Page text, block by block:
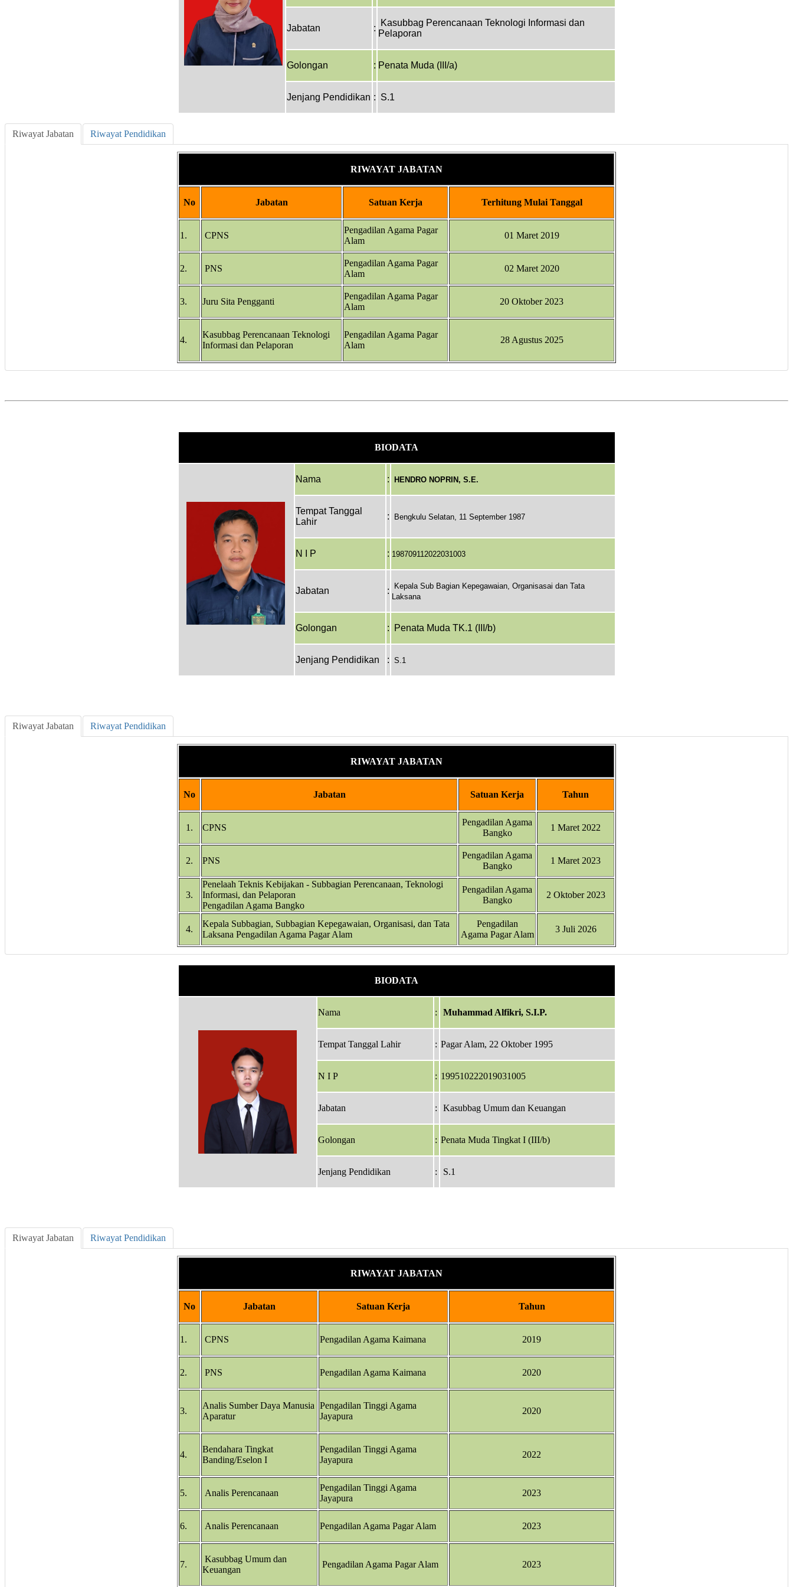
Jabatan :
Kasubbag Perencanaan Teknologi Informasi dan
Pelaporan
Golongan : Penata Muda (III/a)
Jenjang Pendidikan : S.1
Riwayat Jabatan Riwayat Pendidikan
RIWAYAT JABATAN
No Jabatan Satuan Kerja Terhitung Mulai Tanggal
1. CPNS
Pengadilan Agama Pagar
Alam
01 Maret 2019
2. PNS
Pengadilan Agama Pagar
Alam
02 Maret 2020
3. Juru Sita Pengganti
Pengadilan Agama Pagar
Alam
20 Oktober 2023
4.
Kasubbag Perencanaan Teknologi
Informasi dan Pelaporan
Pengadilan Agama Pagar
Alam
28 Agustus 2025
BIODATA
Nama : HENDRO NOPRIN, S.E.
Tempat Tanggal
Lahir
: Bengkulu Selatan, 11 September 1987
N I P : 198709112022031003
Jabatan :
Kepala Sub Bagian Kepegawaian, Organisasai dan Tata
Laksana
Golongan : Penata Muda TK.1 (III/b)
Jenjang Pendidikan : S.1
Riwayat Jabatan Riwayat Pendidikan
RIWAYAT JABATAN
No Jabatan Satuan Kerja Tahun
1. CPNS
Pengadilan Agama
Bangko
1 Maret 2022
2. PNS
Pengadilan Agama
Bangko
1 Maret 2023
3.
Penelaah Teknis Kebijakan - Subbagian Perencanaan, Teknologi
Informasi, dan Pelaporan
Pengadilan Agama Bangko
Pengadilan Agama
Bangko
2 Oktober 2023
4.
Kepala Subbagian, Subbagian Kepegawaian, Organisasi, dan Tata
Laksana Pengadilan Agama Pagar Alam
Pengadilan
Agama Pagar Alam
3 Juli 2026
BIODATA
Nama : Muhammad Alfikri, S.I.P.
Tempat Tanggal Lahir : Pagar Alam, 22 Oktober 1995
N I P : 199510222019031005
Jabatan : Kasubbag Umum dan Keuangan
Golongan : Penata Muda Tingkat I (III/b)
Jenjang Pendidikan : S.1
Riwayat Jabatan Riwayat Pendidikan
RIWAYAT JABATAN
No Jabatan Satuan Kerja Tahun
1. CPNS Pengadilan Agama Kaimana 2019
2. PNS Pengadilan Agama Kaimana 2020
3.
Analis Sumber Daya Manusia
Aparatur
Pengadilan Tinggi Agama
Jayapura
2020
4.
Bendahara Tingkat
Banding/Eselon I
Pengadilan Tinggi Agama
Jayapura
2022
5. Analis Perencanaan
Pengadilan Tinggi Agama
Jayapura
2023
6. Analis Perencanaan Pengadilan Agama Pagar Alam 2023
7.
Kasubbag Umum dan
Keuangan
Pengadilan Agama Pagar Alam 2023